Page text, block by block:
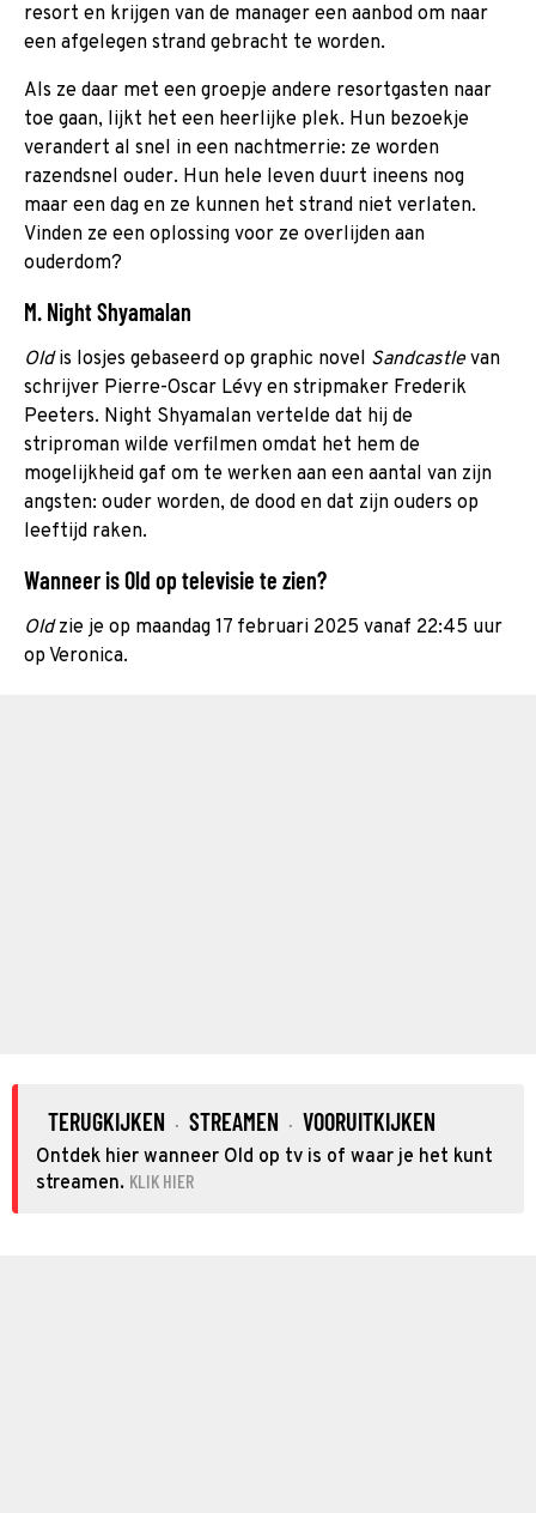
resort en krijgen van de manager een aanbod om naar
een afgelegen strand gebracht te worden.
Als ze daar met een groepje andere resortgasten naar
toe gaan, lijkt het een heerlijke plek. Hun bezoekje
verandert al snel in een nachtmerrie: ze worden
razendsnel ouder. Hun hele leven duurt ineens nog
maar een dag en ze kunnen het strand niet verlaten.
Vinden ze een oplossing voor ze overlijden aan
ouderdom?
M. Night Shyamalan
Oldis losjes gebaseerd op graphic novel Sandcastlevan
schrijver Pierre-Oscar Lévy en stripmaker Frederik
Peeters. Night Shyamalan vertelde dat hij de
striproman wilde verfilmen omdat het hem de
mogelijkheid gaf om te werken aan een aantal van zijn
angsten: ouder worden, de dood en dat zijn ouders op
leeftijd raken.
Wanneer is Old op televisie te zien?
Oldzie je op maandag 17 februari 2025 vanaf 22:45 uur
op Veronica.
TERUGKIJKEN · STREAMEN · VOORUITKIJKEN
Ontdek hier wanneer Old op tv is of waar je het kunt
streamen. KLIK HIER